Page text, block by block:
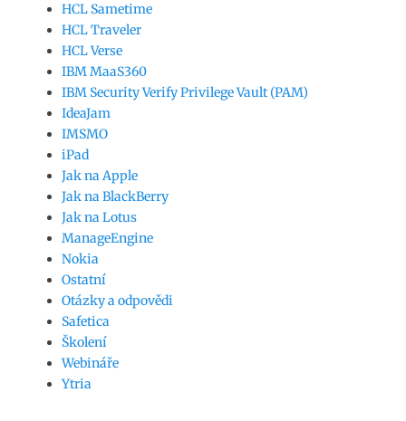
HCL Sametime
HCL Traveler
HCL Verse
IBM MaaS360
IBM Security Verify Privilege Vault (PAM)
IdeaJam
IMSMO
iPad
Jak na Apple
Jak na BlackBerry
Jak na Lotus
ManageEngine
Nokia
Ostatní
Otázky a odpovědi
Safetica
Školení
Webináře
Ytria